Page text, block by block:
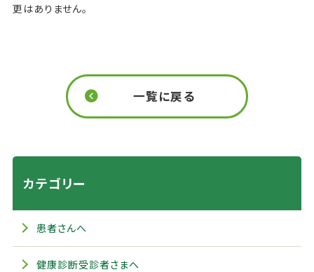
更はありません。
一覧に戻る
カテゴリー
患者さんへ
健康診断受診者さまへ